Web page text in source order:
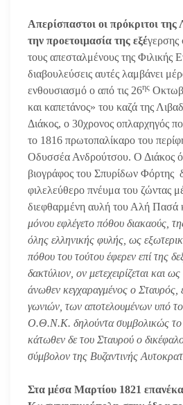
Απερίσπαστοι οι πρόκριτοι της
την προετοιμασία της εξέγερσης
τους απεσταλμένους της Φιλικής
διαβουλεύσεις αυτές λαμβάνει
ενθουσιασμό ο από τις 26ης
και καπετάνος» του καζά της
Διάκος, ο 30χρονος οπλαρχηγός
το 1816 πρωτοπαλίκαρο του
Οδυσσέα Ανδρούτσου. Ο Διάκος
βιογράφος του Σπυρίδων Φόρτης
φιλελεύθερο πνέυμα του ζώντας
διεφθαρμένη αυλή του Αλή Πασά
μόνου εφλέγετο πόθου διακαούς,
όλης ελληνικής φυλής, ως
πόθου του τούτου έφερεν επί της
δακτύλιον, ον μετεχειρίζεται και
άνωθεν κεγχαραγμένος ο Σταυρός,
γωνιών, των αποτελουμένων υπό
Ο.Θ.Ν.Κ. δηλούντα συμβολικώς
κάτωθεν δε του Σταυρού ο
σύμβολον της Βυζαντινής
Στα μέσα Μαρτίου 1821